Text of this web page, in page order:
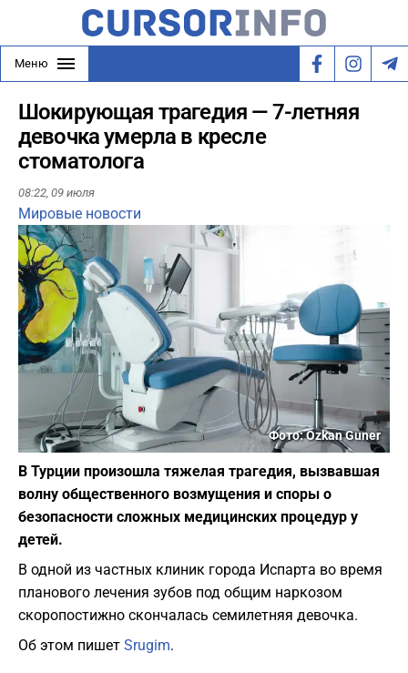
Меню
Шокирующая трагедия — 7-летняя
девочка умерла в кресле
стоматолога
08:22, 09 июля
Мировые новости
Фото: Ozkan Guner
В Турции произошла тяжелая трагедия, вызвавшая
волну общественного возмущения и споры о
безопасности сложных медицинских процедур у
детей.
В одной из частных клиник города Испарта во время
планового лечения зубов под общим наркозом
скоропостижно скончалась семилетняя девочка.
Об этом пишет Srugim.